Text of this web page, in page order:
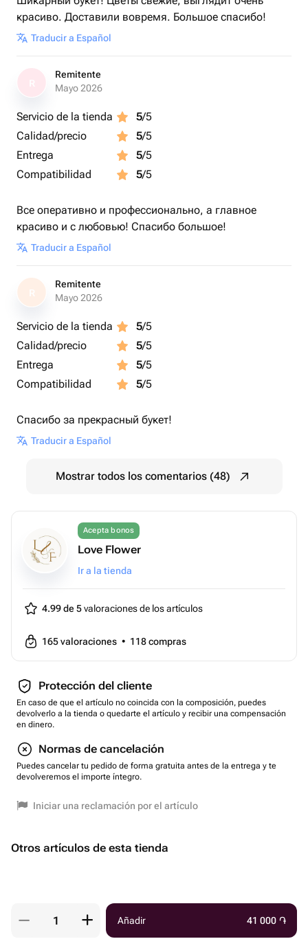
красиво. Доставили вовремя. Большое спасибо!
Traducir a Español
Remitente
Mayo 2026
Servicio de la tienda 5/5
Calidad/precio
5/5
Entrega
5/5
Compatibilidad
5/5
Все оперативно и профессионально, а главное
красиво и с любовью! Спасибо большое!
Traducir a Español
R
Remitente
Mayo 2026
Servicio de la tienda 5/5
Calidad/precio
5/5
Entrega
5/5
Compatibilidad
5/5
Спасибо за прекрасный букет!
Traducir a Español
Mostrar todos los comentarios (48)
Acepta bonos
Love Flower
Ir a la tienda
4.99 de 5valoraciones de los artículos
165valoraciones • 118compras
Protección del cliente
En caso de que el artículo no coincida con la composición, puedes
devolverlo a la tienda o quedarte el artículo y recibir una compensación
en dinero.
Normas de cancelación
Puedes cancelar tu pedido de forma gratuita antes de la entrega y te
devolveremos el importe íntegro.
Iniciar una reclamación por el artículo
Otros artículos de esta tienda
Añadir 41 000 ֏